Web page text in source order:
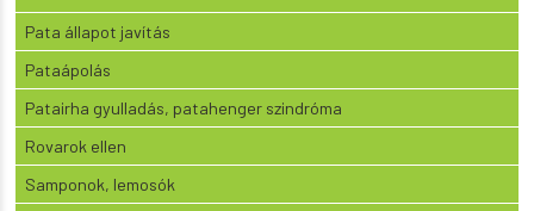
Pata állapot javítás
Pataápolás
Patairha gyulladás, patahenger szindróma
Rovarok ellen
Samponok, lemosók